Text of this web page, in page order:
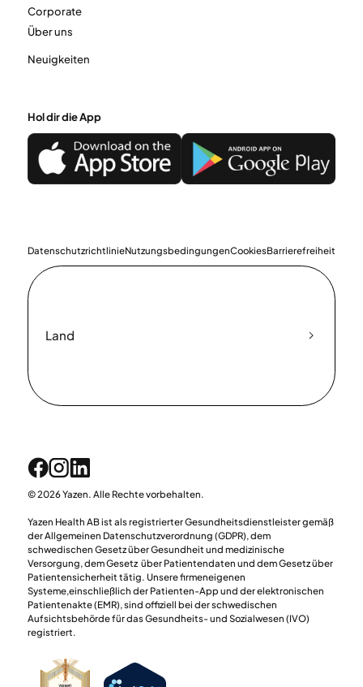
Corporate
Über uns
Neuigkeiten
Hol dir die App
DatenschutzrichtlinieNutzungsbedingungenCookiesBarrierefreiheit
Land
© 2026 Yazen. Alle Rechte vorbehalten.
Yazen Health AB ist als registrierter Gesundheitsdienstleister gemäß
der Allgemeinen Datenschutzverordnung (GDPR), dem
schwedischen Gesetz über Gesundheit und medizinische
Versorgung, dem Gesetz über Patientendaten und dem Gesetz über
Patientensicherheit tätig. Unsere firmeneigenen
Systeme,einschließlich der Patienten-App und der elektronischen
Patientenakte (EMR), sind offiziell bei der schwedischen
Aufsichtsbehörde für das Gesundheits- und Sozialwesen (IVO)
registriert.